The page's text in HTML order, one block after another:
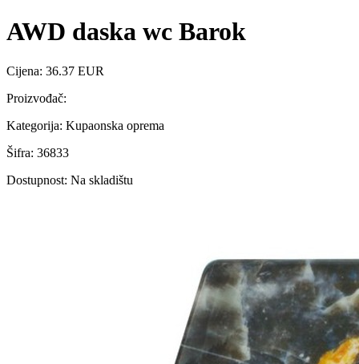
AWD daska wc Barok
Cijena: 36.37 EUR
Proizvođač:
Kategorija: Kupaonska oprema
Šifra: 36833
Dostupnost: Na skladištu